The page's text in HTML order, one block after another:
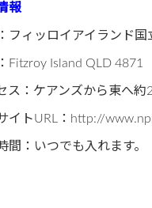
報
フィッロイアイランド国
Fitzroy Island QLD 4871
ス：ケアンズから東へ約
イトURL：http://
間：いつでも入れます。